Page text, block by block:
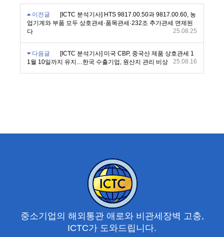
이전글
[ICTC 분석기사] HTS 9817.00.50과 9817.00.60, 농
업기계와 부품 모두 상호관세·품목관세·232조 추가관세 면제된
다
25.08.25
다음글
[ICTC 분석기사] 미국 CBP, 중국산 제품 상호관세 1
1월 10일까지 유지…한국 수출기업, 원산지 관리 비상
25.08.16
중소기업의 해외통관 애로와 비관세장벽 고충,
ICTC가 도와드립니다.